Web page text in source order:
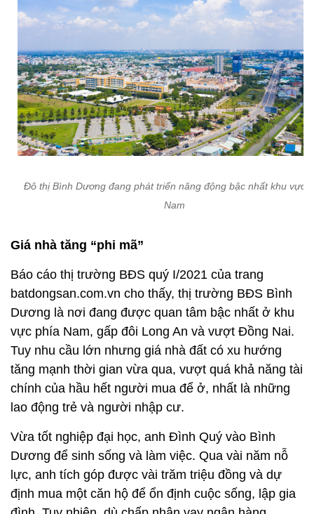
Đô thị Bình Dương đang phát triển năng động bậc nhất khu vực
Nam
Giá nhà tăng “phi mã”
Báo cáo thị trường BĐS quý I/2021 của trang
batdongsan.com.vn cho thấy, thị trường BĐS Bình
Dương là nơi đang được quan tâm bậc nhất ở khu
vực phía Nam, gấp đôi Long An và vượt Đồng Nai.
Tuy nhu cầu lớn nhưng giá nhà đất có xu hướng
tăng mạnh thời gian vừa qua, vượt quá khả năng tài
chính của hầu hết người mua để ở, nhất là những
lao động trẻ và người nhập cư.
Vừa tốt nghiệp đại học, anh Đình Quý vào Bình
Dương để sinh sống và làm việc. Qua vài năm nỗ
lực, anh tích góp được vài trăm triệu đồng và dự
định mua một căn hộ để ổn định cuộc sống, lập gia